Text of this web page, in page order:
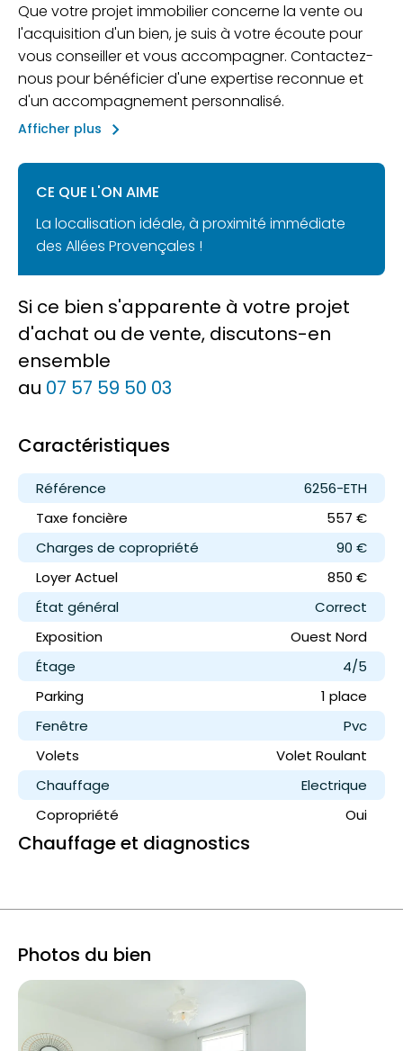
Que votre projet immobilier concerne la vente ou
l'acquisition d'un bien, je suis à votre écoute pour
vous conseiller et vous accompagner. Contactez-
nous pour bénéficier d'une expertise reconnue et
d'un accompagnement personnalisé.
Afficher plus keyboard_arrow_right
CE QUE L'ON AIME
La localisation idéale, à proximité immédiate
des Allées Provençales !
Si ce bien s'apparente à votre projet
d'achat ou de vente, discutons-en
ensemble
au 07 57 59 50 03
Caractéristiques
Référence
6256-ETH
Taxe foncière
557 €
Charges de copropriété
90 €
LoyerActuel
850 €
État général
Correct
Exposition
Ouest Nord
Étage
4/5
Parking
1 place
Fenêtre
Pvc
Volets
Volet Roulant
Chauffage
Electrique
Copropriété
Oui
Chauffage et diagnostics
Photos du bien